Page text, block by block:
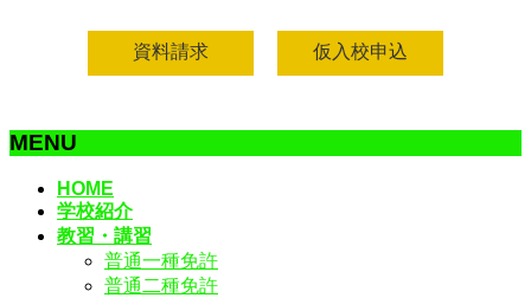
資料請求 仮入校申込
MENU
HOME
学校紹介
教習・講習
普通一種免許
普通二種免許